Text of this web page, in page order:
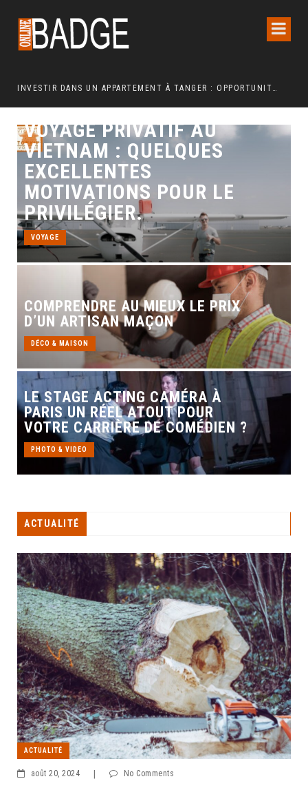
INVESTIR DANS UN APPARTEMENT À TANGER : OPPORTUNITÉS ET POINTS ESSENTIELS À CONNAÎTRE
VOYAGE PRIVATIF AU
VIETNAM : QUELQUES
EXCELLENTES
MOTIVATIONS POUR LE
PRIVILÉGIER.
VOYAGE
COMPRENDRE AU MIEUX LE PRIX
D’UN ARTISAN MAÇON
DÉCO & MAISON
LE STAGE ACTING CAMÉRA À
PARIS UN RÉEL ATOUT POUR
VOTRE CARRIÈRE DE COMÉDIEN ?
PHOTO & VIDEO
ACTUALITÉ
ACTUALITÉ
août 20, 2024 | No Comments